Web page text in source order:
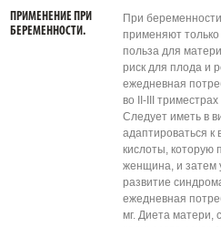
ПРИМЕНЕНИЕ ПРИ
БЕРЕМЕННОСТИ.
При
применяют
польза для
риск для плода и
ежедневная
во II-III
Следует иметь в
адаптироваться к
кислоты, которую
женщина, и затем
развитие
ежедневная
мг. Диета матери,